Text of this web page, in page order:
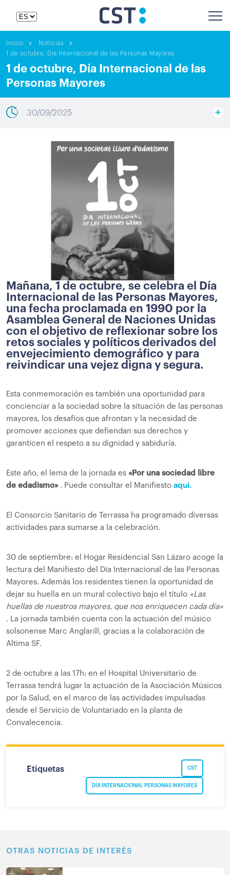
Inicio
Noticias
1 de octubre, Día Internacional de las Personas Mayores
1 de octubre, Día Internacional de las
Personas Mayores
30/09/2025
Mañana, 1 de octubre, se celebra el Día
Internacional de las Personas Mayores,
una fecha proclamada en 1990 por la
Asamblea General de Naciones Unidas
con el objetivo de reflexionar sobre los
retos sociales y políticos derivados del
envejecimiento demográfico y para
reivindicar una vejez digna y segura.
Esta conmemoración es también una oportunidad para
concienciar a la sociedad sobre la situación de las personas
mayores, los desafíos que afrontan y la necesidad de
promover acciones que defiendan sus derechos y
garanticen el respeto a su dignidad y sabiduría.
Este año, el lema de la jornada es «Por una sociedad libre
de edadismo» . Puede consultar el Manifiesto aquí.
El Consorcio Sanitario de Terrassa ha programado diversas
actividades para sumarse a la celebración.
30 de septiembre: el Hogar Residencial San Lázaro acoge la
lectura del Manifiesto del Día Internacional de las Personas
Mayores. Además los residentes tienen la oportunidad de
dejar su huella en un mural colectivo bajo el título «Las
huellas de nuestros mayores, que nos enriquecen cada día»
. La jornada también cuenta con la actuación del músico
solsonense Marc Anglarill, gracias a la colaboración de
Altima SF.
2 de octubre a las 17h: en el Hospital Universitario de
Terrassa tendrá lugar la actuación de la Asociación Músicos
por la Salud, en el marco de las actividades impulsadas
desde el Servicio de Voluntariado en la planta de
Convalecencia.
Etiquetas CST
DÍA INTERNACIONAL PERSONAS MAYORES
OTRAS NOTICIAS DE INTERÉS